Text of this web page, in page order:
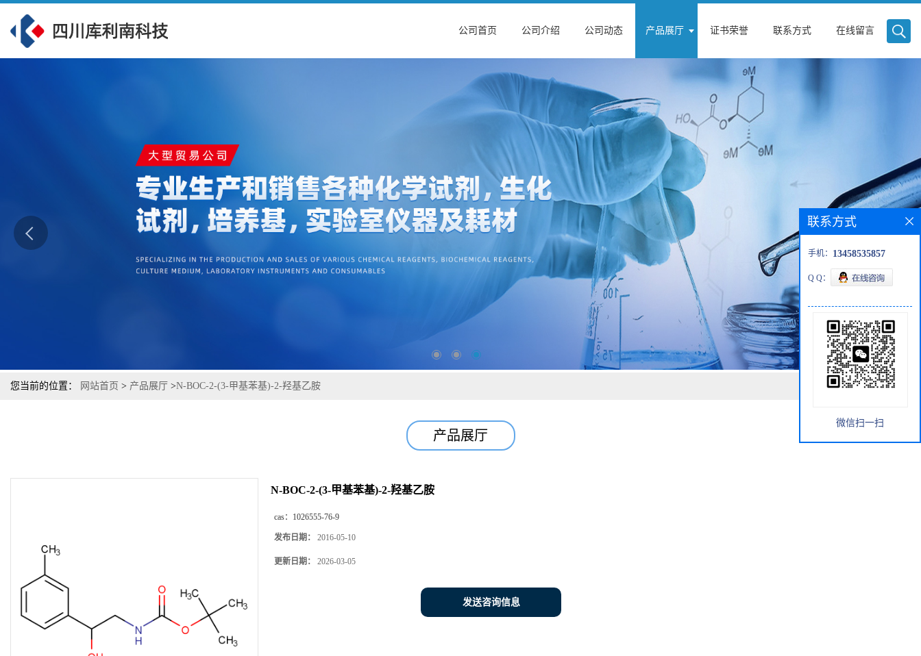
公司首页 公司介绍 公司动态 产品展厅 证书荣誉 联系方式 在线留言
您当前的位置： 网站首页 > 产品展厅 >N-BOC-2-(3-甲基苯基)-2-羟基乙胺
产品展厅
N-BOC-2-(3-甲基苯基)-2-羟基乙胺
cas： 1026555-76-9
发布日期： 2016-05-10
更新日期： 2026-03-05
发送咨询信息
联系方式
手机： 13458535857
Q Q：
微信扫一扫